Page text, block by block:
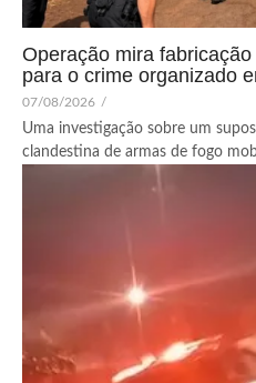
Operação mira
para o crime organizado
07/08/2026 /
Uma investigação sobre um
clandestina de armas de fogo